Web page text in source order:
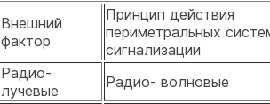
Внешний
фактор
Принцип действия
периметральных
сигнализации
Радио-
лучевые
Радио- волновые